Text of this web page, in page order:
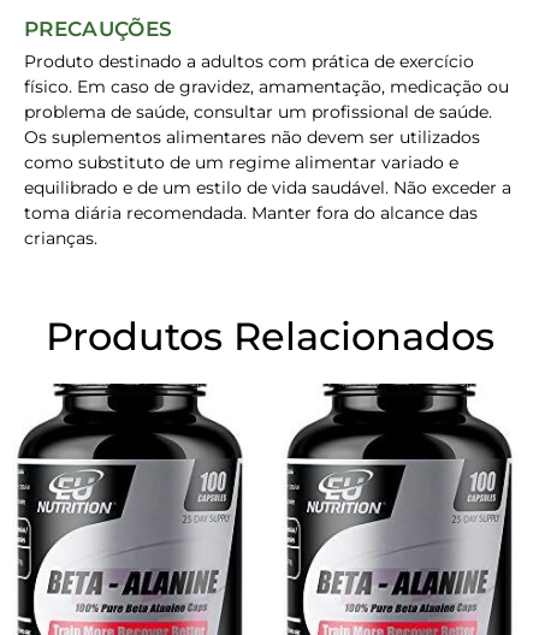
PRECAUÇÕES
Produto destinado a adultos com prática de exercício
físico. Em caso de gravidez, amamentação, medicação ou
problema de saúde, consultar um profissional de saúde.
Os suplementos alimentares não devem ser utilizados
como substituto de um regime alimentar variado e
equilibrado e de um estilo de vida saudável. Não exceder a
toma diária recomendada. Manter fora do alcance das
crianças.
Produtos Relacionados